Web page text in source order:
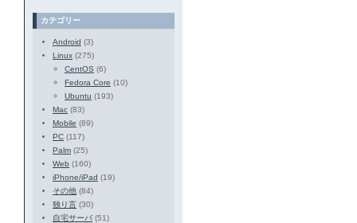
カテゴリー
Android (3)
Linux (275)
CentOS (6)
Fedora Core (10)
Ubuntu (193)
Mac (83)
Mobile (89)
PC (117)
Palm (25)
Web (160)
iPhone/iPad (19)
その他 (84)
独り言 (30)
自宅サーバ (51)